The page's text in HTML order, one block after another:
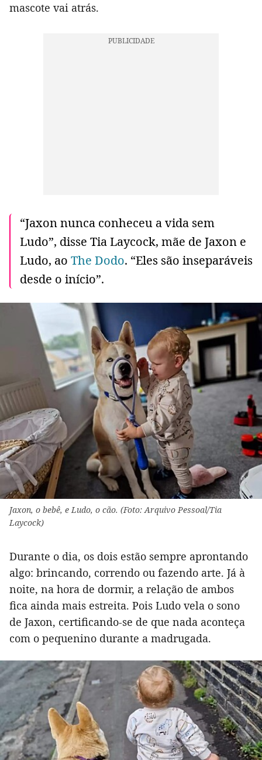
mascote vai atrás.
“Jaxon nunca conheceu a vida sem
Ludo”, disse Tia Laycock, mãe de Jaxon e
Ludo, ao The Dodo. “Eles são inseparáveis
​​desde o início”.
Jaxon, o bebê, e Ludo, o cão. (Foto: Arquivo Pessoal/Tia
Laycock)
Durante o dia, os dois estão sempre aprontando
algo: brincando, correndo ou fazendo arte. Já à
noite, na hora de dormir, a relação de ambos
fica ainda mais estreita. Pois Ludo vela o sono
de Jaxon, certificando-se de que nada aconteça
com o pequenino durante a madrugada.